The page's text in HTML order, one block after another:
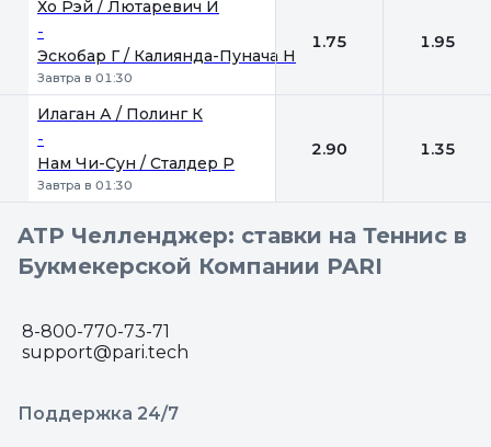
Хо Рэй / Лютаревич И
-
Эскобар Г / Калиянда-Пунача Н
Завтра в 01:30
1.75 1.95
Илаган А / Полинг К
-
Нам Чи-Сун / Сталдер Р
Завтра в 01:30
2.90 1.35
ATP Челленджер: ставки на Теннис в
Букмекерской Компании PARI
8-800-770-73-71
support@pari.tech
Поддержка 24/7